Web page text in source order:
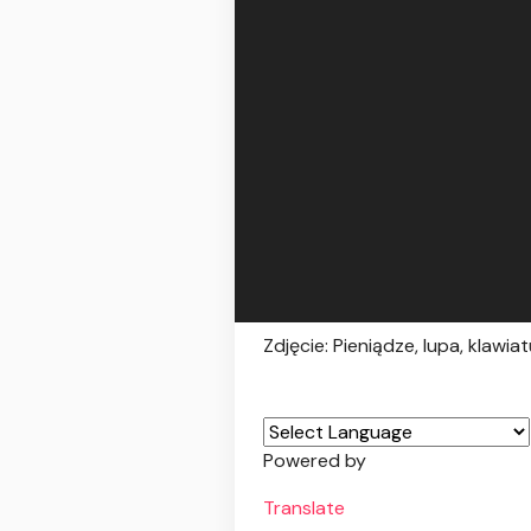
Zdjęcie: Pieniądze, lupa,
Powered by
Translate